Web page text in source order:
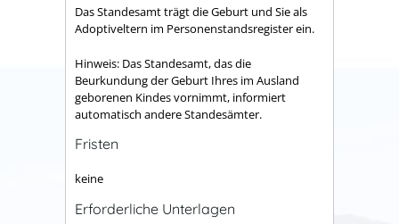
Das Standesamt trägt die Geburt und Sie als
Adoptiveltern im Personenstandsregister ein.
Hinweis: Das Standesamt, das die
Beurkundung der Geburt Ihres im Ausland
geborenen Kindes vornimmt, informiert
automatisch andere Standesämter.
Fristen
keine
Erforderliche Unterlagen